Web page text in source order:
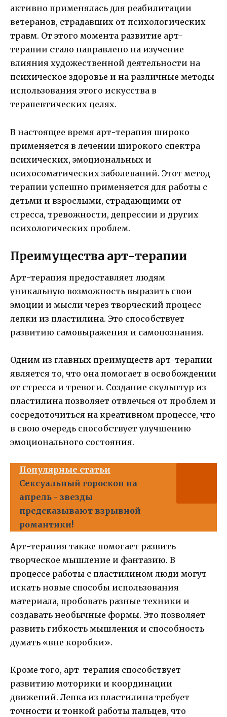
активно применялась для реабилитации
ветеранов, страдавших от психологических
травм. От этого момента развитие арт-
терапии стало направлено на изучение
влияния художественной деятельности на
психическое здоровье и на различные методы
использования этого искусства в
терапевтических целях.
В настоящее время арт-терапия широко
применяется в лечении широкого спектра
психических, эмоциональных и
психосоматических заболеваний. Этот метод
терапии успешно применяется для работы с
детьми и взрослыми, страдающими от
стресса, тревожности, депрессии и других
психологических проблем.
Преимущества арт-терапии
Арт-терапия предоставляет людям
уникальную возможность выразить свои
эмоции и мысли через творческий процесс
лепки из пластилина. Это способствует
развитию самовыражения и самопознания.
Одним из главных преимуществ арт-терапии
является то, что она помогает в освобождении
от стресса и тревоги. Создание скульптур из
пластилина позволяет отвлечься от проблем и
сосредоточиться на креативном процессе, что
в свою очередь способствует улучшению
эмоционального состояния.
Популярные статьи
Сексуальный гороскоп на
апрель - звезды
предсказывают взрывной
романтики!
Арт-терапия также помогает развить
творческое мышление и фантазию. В
процессе работы с пластилином люди могут
искать новые способы использования
материала, пробовать разные техники и
создавать необычные формы. Это позволяет
развить гибкость мышления и способность
думать «вне коробки».
Кроме того, арт-терапия способствует
развитию моторики и координации
движений. Лепка из пластилина требует
точности и тонкой работы пальцев, что